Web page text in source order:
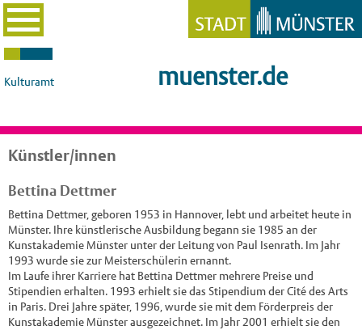
Kulturamt muenster.de
Künstler/innen
Bettina Dettmer
Bettina Dettmer, geboren 1953 in Hannover, lebt und arbeitet heute in
Münster. Ihre künstlerische Ausbildung begann sie 1985 an der
Kunstakademie Münster unter der Leitung von Paul Isenrath. Im Jahr
1993 wurde sie zur Meisterschülerin ernannt.
Im Laufe ihrer Karriere hat Bettina Dettmer mehrere Preise und
Stipendien erhalten. 1993 erhielt sie das Stipendium der Cité des Arts
in Paris. Drei Jahre später, 1996, wurde sie mit dem Förderpreis der
Kunstakademie Münster ausgezeichnet. Im Jahr 2001 erhielt sie den